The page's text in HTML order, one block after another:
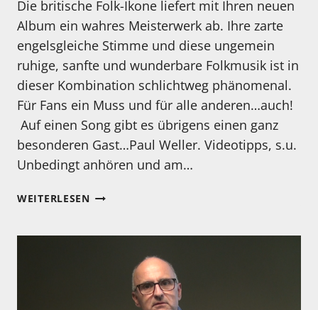
Die britische Folk-Ikone liefert mit Ihren neuen
Album ein wahres Meisterwerk ab. Ihre zarte
engelsgleiche Stimme und diese ungemein
ruhige, sanfte und wunderbare Folkmusik ist in
dieser Kombination schlichtweg phänomenal.
Für Fans ein Muss und für alle anderen…auch!
Auf einen Song gibt es übrigens einen ganz
besonderen Gast…Paul Weller. Videotipps, s.u.
Unbedingt anhören und am…
WEITERLESENMEIN